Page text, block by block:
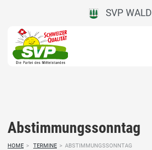
SVP WALD
Abstimmungssonntag
HOME > TERMINE > ABSTIMMUNGSSONNTAG